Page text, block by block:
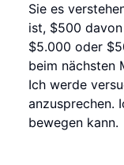
Sie es
ist, $500
$5.000 oder
beim nächsten
Ich werde
anzusprechen.
bewegen kann.